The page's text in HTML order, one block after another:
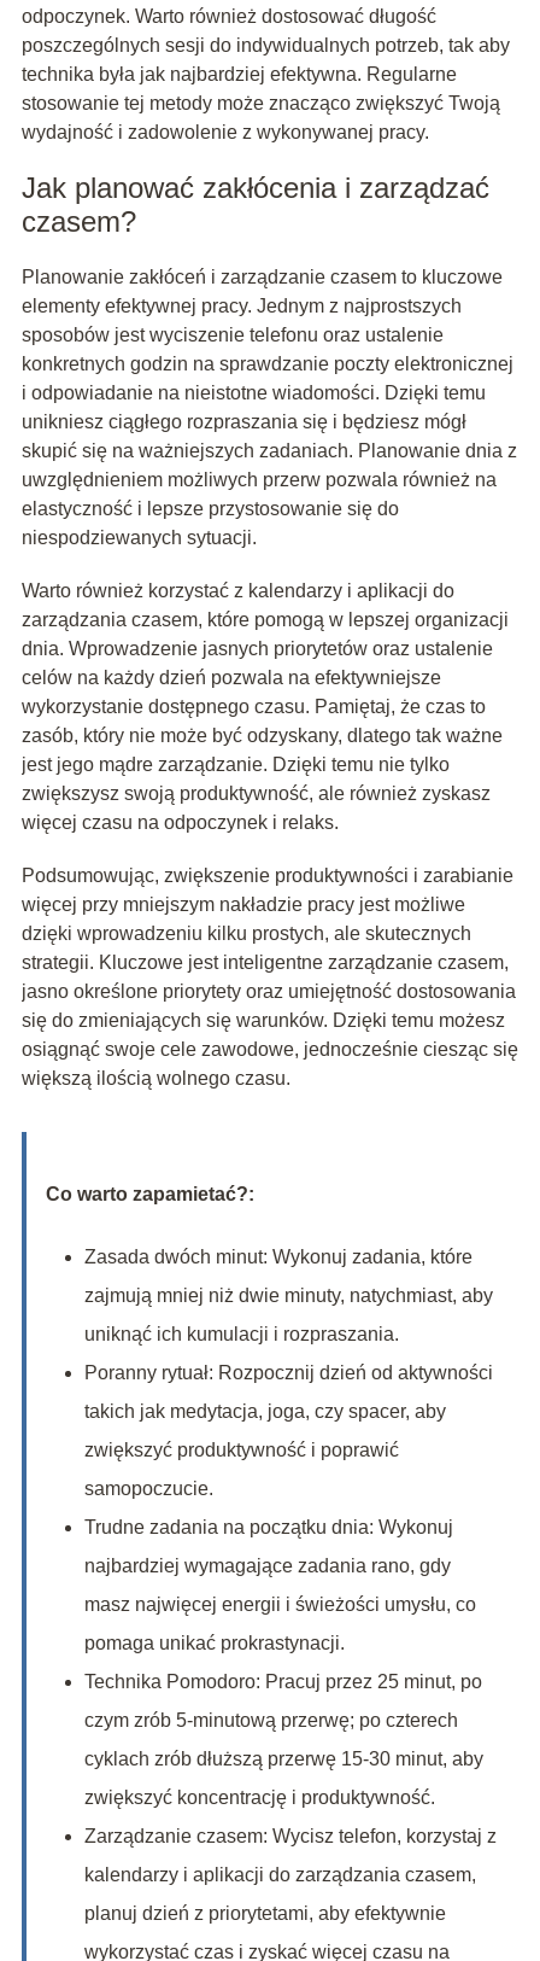
odpoczynek. Warto również dostosować długość
poszczególnych sesji do indywidualnych potrzeb, tak aby
technika była jak najbardziej efektywna. Regularne
stosowanie tej metody może znacząco zwiększyć Twoją
wydajność i zadowolenie z wykonywanej pracy.
Jak planować zakłócenia i zarządzać
czasem?
Planowanie zakłóceń i zarządzanie czasem to kluczowe
elementy efektywnej pracy. Jednym z najprostszych
sposobów jest wyciszenie telefonu oraz ustalenie
konkretnych godzin na sprawdzanie poczty elektronicznej
i odpowiadanie na nieistotne wiadomości. Dzięki temu
unikniesz ciągłego rozpraszania się i będziesz mógł
skupić się na ważniejszych zadaniach. Planowanie dnia z
uwzględnieniem możliwych przerw pozwala również na
elastyczność i lepsze przystosowanie się do
niespodziewanych sytuacji.
Warto również korzystać z kalendarzy i aplikacji do
zarządzania czasem, które pomogą w lepszej organizacji
dnia. Wprowadzenie jasnych priorytetów oraz ustalenie
celów na każdy dzień pozwala na efektywniejsze
wykorzystanie dostępnego czasu. Pamiętaj, że czas to
zasób, który nie może być odzyskany, dlatego tak ważne
jest jego mądre zarządzanie. Dzięki temu nie tylko
zwiększysz swoją produktywność, ale również zyskasz
więcej czasu na odpoczynek i relaks.
Podsumowując, zwiększenie produktywności i zarabianie
więcej przy mniejszym nakładzie pracy jest możliwe
dzięki wprowadzeniu kilku prostych, ale skutecznych
strategii. Kluczowe jest inteligentne zarządzanie czasem,
jasno określone priorytety oraz umiejętność dostosowania
się do zmieniających się warunków. Dzięki temu możesz
osiągnąć swoje cele zawodowe, jednocześnie ciesząc się
większą ilością wolnego czasu.
Co warto zapamietać?:
Zasada dwóch minut: Wykonuj zadania, które
zajmują mniej niż dwie minuty, natychmiast, aby
uniknąć ich kumulacji i rozpraszania.
Poranny rytuał: Rozpocznij dzień od aktywności
takich jak medytacja, joga, czy spacer, aby
zwiększyć produktywność i poprawić
samopoczucie.
Trudne zadania na początku dnia: Wykonuj
najbardziej wymagające zadania rano, gdy
masz najwięcej energii i świeżości umysłu, co
pomaga unikać prokrastynacji.
Technika Pomodoro: Pracuj przez 25 minut, po
czym zrób 5-minutową przerwę; po czterech
cyklach zrób dłuższą przerwę 15-30 minut, aby
zwiększyć koncentrację i produktywność.
Zarządzanie czasem: Wycisz telefon, korzystaj z
kalendarzy i aplikacji do zarządzania czasem,
planuj dzień z priorytetami, aby efektywnie
wykorzystać czas i zyskać więcej czasu na